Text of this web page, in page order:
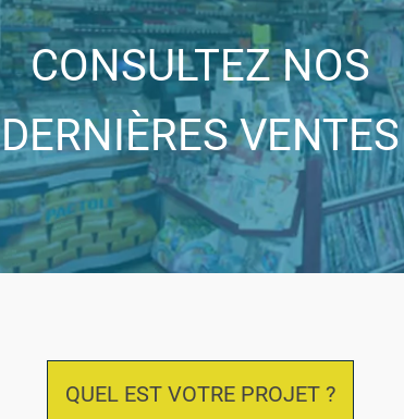
CONSULTEZ NOS
DERNIÈRES VENTES
QUEL EST VOTRE PROJET ?